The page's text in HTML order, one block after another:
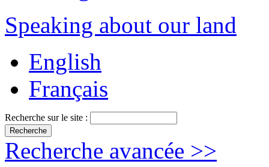
Speaking about our land
English
Français
Recherche sur le site :
Recherche avancée >>